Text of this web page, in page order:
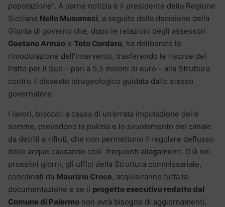
popolazione“. A darne notizia è il presidente della Regione
Siciliana Nello Musumeci, a seguito della decisione della
Giunta di governo che, dopo le relazioni degli assessori
Gaetano Armao e Toto Cordaro, ha deliberato la
rimodulazione dell’intervento, trasferendo le risorse del
Patto per il Sud – pari a 5,5 milioni di euro – alla Struttura
contro il dissesto idrogeologico guidata dallo stesso
governatore.
I lavori, bloccati a causa di un’errata imputazione delle
somme, prevedono la pulizia e lo svuotamento del canale
da detriti e rifiuti, che non permettono il regolare deflusso
delle acque causando così frequenti allagamenti. Già nei
prossimi giorni, gli uffici della Struttura commissariale,
coordinati da Maurizio Croce, acquisiranno tutta la
documentazione e se il progetto esecutivo redatto dal
Comune di Palermo non avrà bisogno di aggiornamenti,